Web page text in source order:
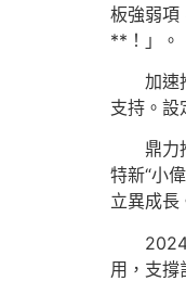
板強弱項
**！」。
加速
支持。設
鼎力
特新“小
立異成長
用，支撐